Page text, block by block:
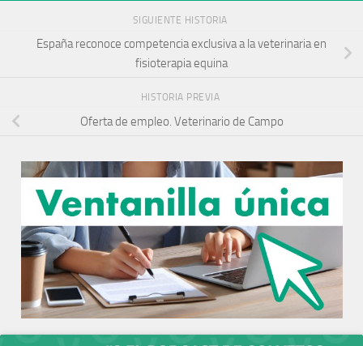
SIGUIENTE HISTORIA
España reconoce competencia exclusiva a la veterinaria en
fisioterapia equina
HISTORIA PREVIA
Oferta de empleo. Veterinario de Campo